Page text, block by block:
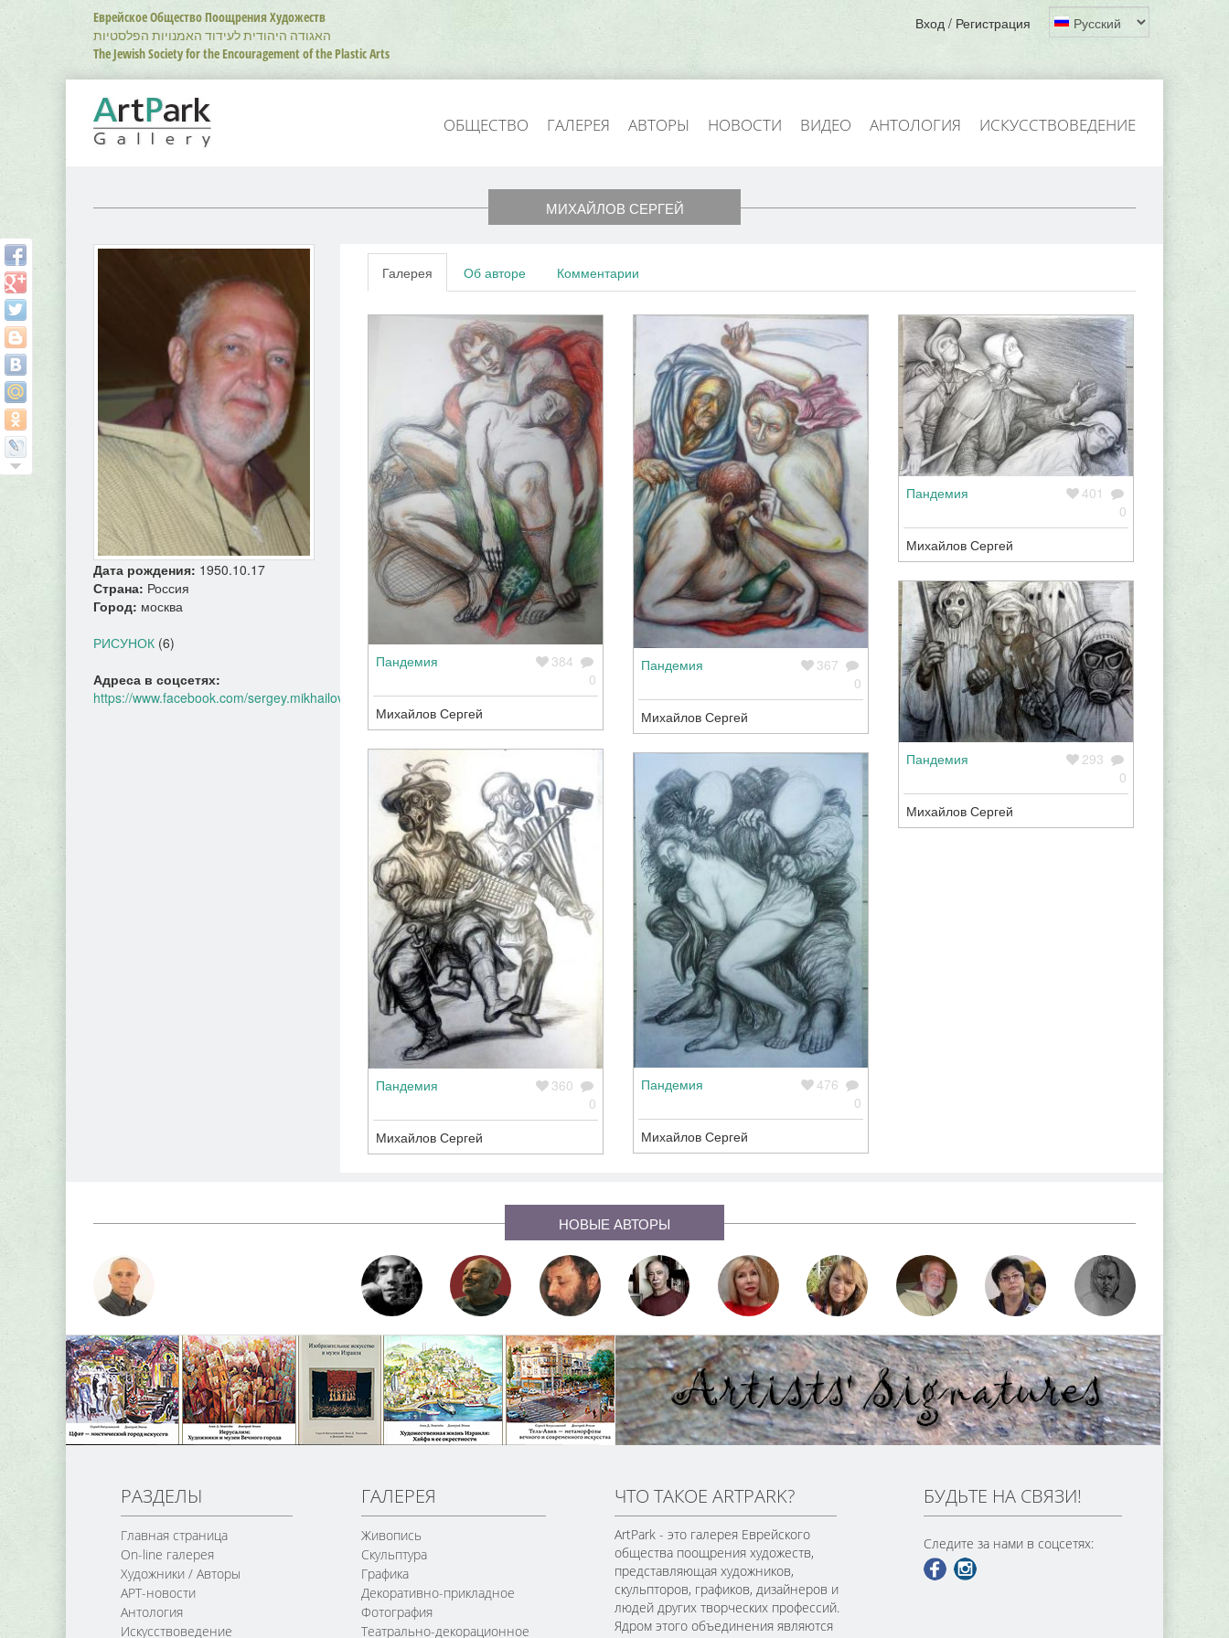
Еврейское Общество Поощрения Художеств
האגודה היהודית לעידוד האמנויות הפלסטיות
The Jewish Society for the Encouragement of the Plastic Arts
Вход / Регистрация
ОБЩЕСТВО ГАЛЕРЕЯ АВТОРЫ НОВОСТИ ВИДЕО АНТОЛОГИЯ ИСКУССТВОВЕДЕНИЕ
МИХАЙЛОВ СЕРГЕЙ
Дата рождения: 1950.10.17
Страна: Россия
Город: москва
РИСУНОК (6)
Адреса в соцсетях:
https://www.facebook.com/sergey.mikhailov.712
Галерея Об авторе Комментарии
Пандемия
384
0
Михайлов Сергей
Пандемия
367
0
Михайлов Сергей
Пандемия
401
0
Михайлов Сергей
Пандемия
293
0
Михайлов Сергей
Пандемия
360
0
Михайлов Сергей
Пандемия
476
0
Михайлов Сергей
НОВЫЕ АВТОРЫ
РАЗДЕЛЫ
Главная страница
On-line галерея
Художники / Авторы
АРТ-новости
Антология
Искусствоведение
ГАЛЕРЕЯ
Живопись
Скульптура
Графика
Декоративно-прикладное
Фотография
Театрально-декорационное
ЧТО ТАКОЕ ARTPARK?
ArtPark - это галерея Еврейского
общества поощрения художеств,
представляющая художников,
скульпторов, графиков, дизайнеров и
людей других творческих профессий.
Ядром этого объединения являются
БУДЬТЕ НА СВЯЗИ!
Следите за нами в соцсетях: